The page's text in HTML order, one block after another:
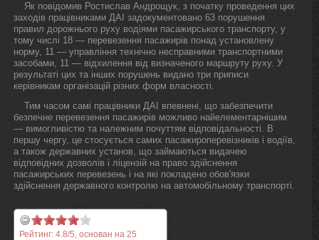
Як повідомив Ростислав Андрощук, з початку проведення цих
заходів працівниками ДАІ задокументовано 63 порушення
правил дорожнього руху водіями пасажирського транспорту, у
тому числі 18 — перевезення пасажирів понад установлену
норму, 11 — управління технічно несправними транспортними
засобами, 11 — відхилення від визначеного маршруту руху. У
результаті цих та інших порушень видано три приписи
керівникам організацій різних форм власності.
Тим часом самі працівники ДАІ впевнені, що забезпечити
безпечне перевезення пасажирів можливо найелементарнішим
— вимогливістю та належним почуттям відповідальності. В
першу чергу, це стосується самих пасажироперевізників і водіїв,
а також державних установ, що займаються видачею
відповідних дозволів і ліцензій на право здійснення
пасажирських перевезень і на які покладено обов'язки
здійснення державного контролю на автомобільному транспорті.
Рейтинг: 4.8/5, основан на 25